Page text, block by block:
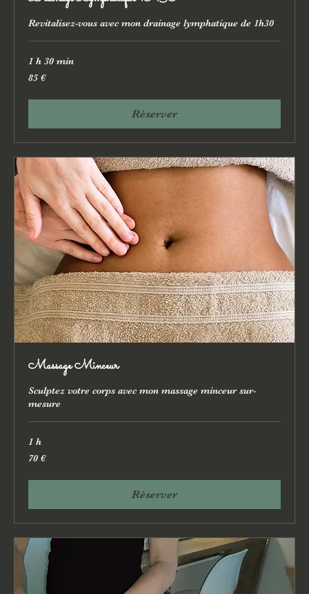
Revitalisez-vous avec mon drainage lymphatique de 1h30
1 h 30 min
85
euros
85 €
Réserver
Massage Minceur
Sculptez votre corps avec mon massage minceur sur-
mesure
1 h
70
euros
70 €
Réserver